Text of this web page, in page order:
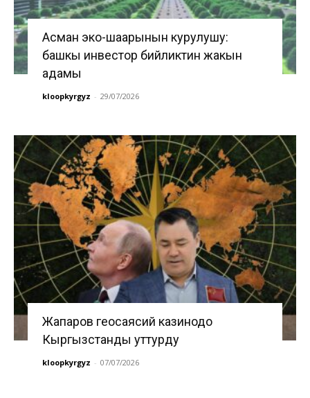
Асман эко-шаарынын курулушу:
башкы инвестор бийликтин жакын
адамы
kloopkyrgyz - 29/07/2026
Жапаров геосаясий казинодо
Кыргызстанды уттурду
kloopkyrgyz - 07/07/2026